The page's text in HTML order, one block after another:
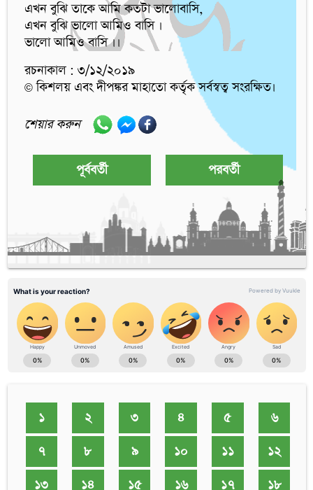
এখন বুঝি তাকে আমি কতটা ভালোবাসি,
এখন বুঝি ভালো আমিও বাসি ।
ভালো আমিও বাসি ।।
রচনাকাল : ৩/১২/২০১৯
© কিশলয় এবং দীপঙ্কর মাহাতো কর্তৃক সর্বস্বত্ব সংরক্ষিত।
শেয়ার করুন
পূর্ববর্তী পরবর্তী
১ ২ ৩ ৪ ৫
৬
৭
৮ ৯ ১০ ১১
১২
১৩
১৪ ১৫ ১৬ ১৭ ১৮